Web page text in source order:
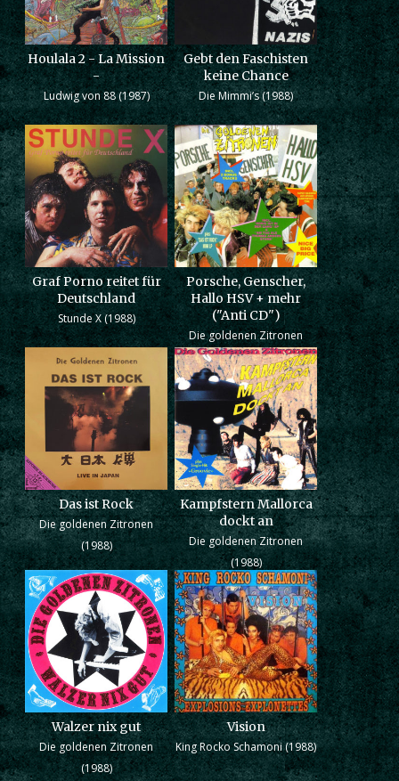
Houlala 2 - La Mission
-
Ludwig von 88 (1987)
Gebt den Faschisten
keine Chance
Die Mimmi’s (1988)
Graf Porno reitet für
Deutschland
Stunde X (1988)
Porsche, Genscher,
Hallo HSV + mehr
("Anti CD")
Die goldenen Zitronen
(1988)
Das ist Rock
Die goldenen Zitronen
(1988)
Kampfstern Mallorca
dockt an
Die goldenen Zitronen
(1988)
Walzer nix gut
Die goldenen Zitronen
(1988)
Vision
King Rocko Schamoni (1988)